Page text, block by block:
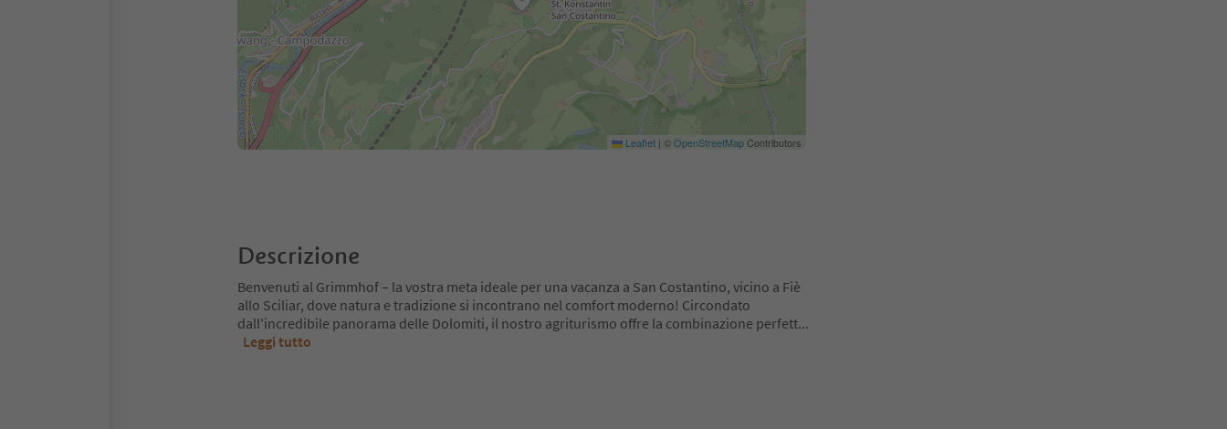
Leaflet | ©OpenStreetMapContributors
Descrizione
Benvenuti al Grimmhof – la vostra meta ideale per una vacanza a San Costantino, vicino a Fiè
allo Sciliar, dove natura e tradizione si incontrano nel comfort moderno! Circondato
dall'incredibile panorama delle Dolomiti, il nostro agriturismo offre la combinazione perfett...
Leggi tutto